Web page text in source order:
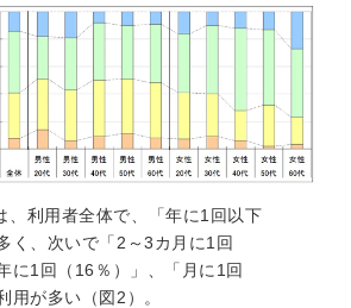
、利用者全体で、「年に1回以下
く、次いで「2～3カ月に1回
に1回（16％）」、「月に1回
用が多い（図2）。